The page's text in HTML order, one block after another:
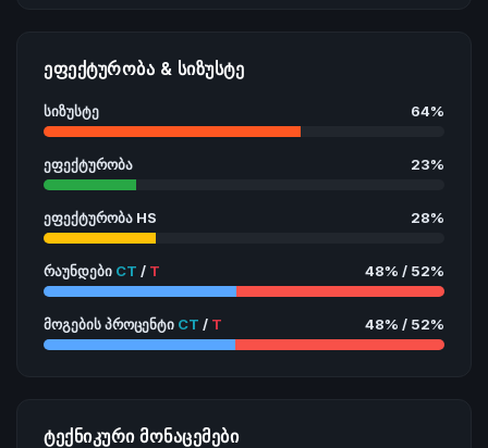
ᲔᲤᲔᲥᲢᲣᲠᲝᲑᲐ & ᲡᲘᲖᲣᲡᲢᲔ
სიზუსტე 64%
ეფექტურობა 23%
ეფექტურობა HS 28%
რაუნდები CT / T 48% / 52%
მოგების პროცენტი CT / T 48% / 52%
ᲢᲔᲥᲜᲘᲙᲣᲠᲘ ᲛᲝᲜᲐᲪᲔᲛᲔᲑᲘ